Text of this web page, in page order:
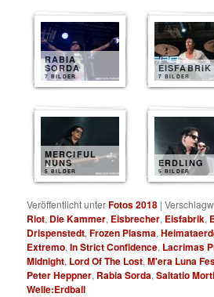
RABIA
SORDA
7 BILDER
EISFABRIK
7 BILDER
MERCIFUL
NUNS
5 BILDER
ERDLING
5 BILDER
Veröffentlicht unterFotos 2018 |
Riot, Die Kammer, Eisbrecher, Eisfabrik,
Drispenstedt,Frozen Plasma,
Extremo,In Strict Confidence, Lacrimas
Midnight, Lord Of The Lost,M'era Luna
Peter Heppner, Rabia Sorda,Saltatio
Welle:Erdball